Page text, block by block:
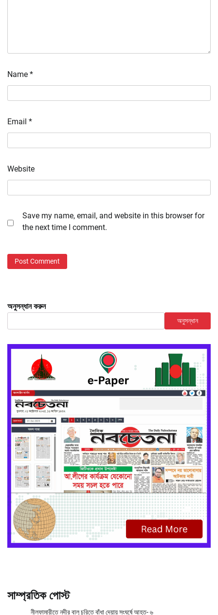
Name *
Email *
Website
Save my name, email, and website in this browser for
the next time I comment.
অনুসন্ধান করুন
অনুসন্ধান
সাম্প্রতিক পোস্ট
নীলফামারীতে নদীর বালু চুরিতে বাঁধা দেয়ায় সংঘর্ষে আহত- ৬